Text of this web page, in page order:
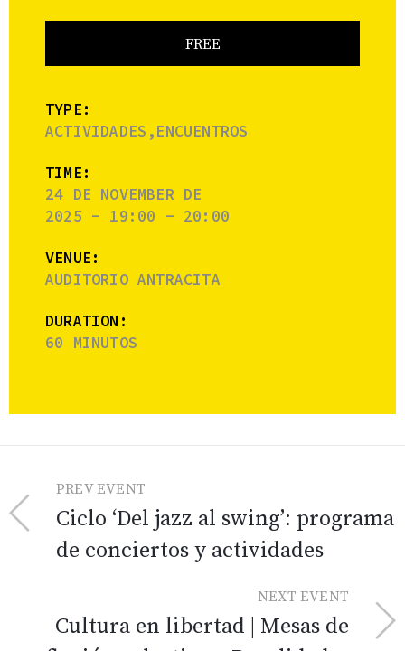
FREE
TYPE:
ACTIVIDADES,ENCUENTROS
TIME:
24 DE NOVEMBER DE
2025 - 19:00 - 20:00
VENUE:
AUDITORIO ANTRACITA
DURATION:
60 MINUTOS
PREV EVENT
Ciclo ‘Del jazz al swing’: programa
de conciertos y actividades
NEXT EVENT
Cultura en libertad | Mesas de